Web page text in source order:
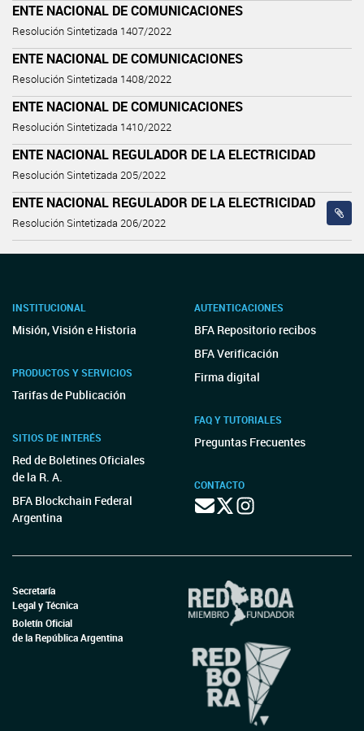
ENTE NACIONAL DE COMUNICACIONES
Resolución Sintetizada 1407/2022
ENTE NACIONAL DE COMUNICACIONES
Resolución Sintetizada 1408/2022
ENTE NACIONAL DE COMUNICACIONES
Resolución Sintetizada 1410/2022
ENTE NACIONAL REGULADOR DE LA ELECTRICIDAD
Resolución Sintetizada 205/2022
ENTE NACIONAL REGULADOR DE LA ELECTRICIDAD
Resolución Sintetizada 206/2022
INSTITUCIONAL
Misión, Visión e Historia
PRODUCTOS Y SERVICIOS
Tarifas de Publicación
SITIOS DE INTERÉS
Red de Boletines Oficiales
de la R. A.
BFA Blockchain Federal
Argentina
AUTENTICACIONES
BFA Repositorio recibos
BFA Verificación
Firma digital
FAQ Y TUTORIALES
Preguntas Frecuentes
CONTACTO
Secretaría
Legal y Técnica
Boletín Oficial
de la República Argentina